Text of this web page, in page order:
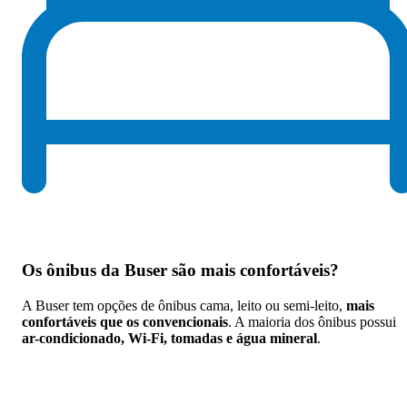
Os ônibus da Buser são mais confortáveis?
A Buser tem opções de ônibus cama, leito ou semi-leito, mais
confortáveis que os convencionais. A maioria dos ônibus possui
ar-condicionado, Wi-Fi, tomadas e água mineral.